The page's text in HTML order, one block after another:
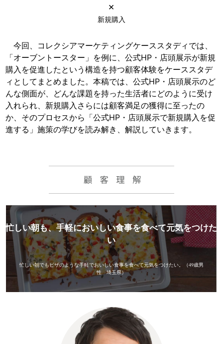
×
新規購入
今回、コレクシアマーケティングケーススタディでは、
「オーブントースター」を例に、公式HP・店頭展示が新規
購入を促進したという構造を持つ顧客体験をケーススタデ
ィとしてまとめました。本稿では、公式HP・店頭展示のど
んな側面が、どんな課題を持った生活者にどのように受け
入れられ、新規購入さらには顧客満足の獲得に至ったの
か、そのプロセスから「公式HP・店頭展示で新規購入を促
進する」施策の学びを読み解き、解説していきます。
忙しい朝も、手軽においしい食事を食べて元気をつけた
い
忙しい朝でもピザのような手軽でおいしい食事を食べて元気をつけたい。（49歳男
性 埼玉県）